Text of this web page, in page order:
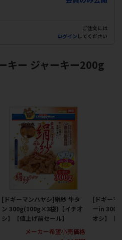
ご注文には
ログイン してください
キー ジャーキー200g
[ドギーマンハヤシ]絹紗 牛タ
ン 300g(100g×3袋)【イチオ
シ】【値上げ前セール】
メーカー希望小売価格
[ドギーマ
ーin
オシ】【